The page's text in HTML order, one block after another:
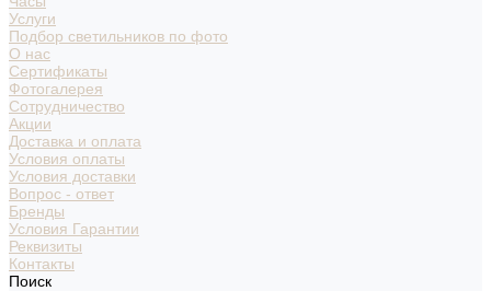
Услуги
Подбор светильников по фото
О нас
Сертификаты
Фотогалерея
Сотрудничество
Акции
Доставка и оплата
Условия оплаты
Условия доставки
Вопрос - ответ
Бренды
Условия Гарантии
Реквизиты
Контакты
Поиск